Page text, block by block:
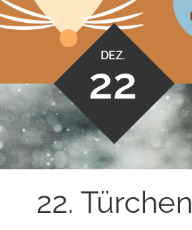
DEZ.
22
22. Türchen